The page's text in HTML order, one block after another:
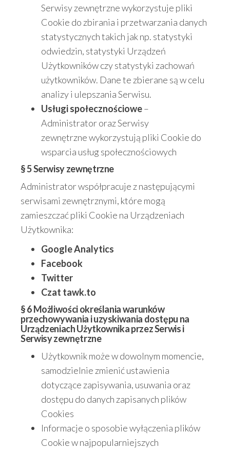
Serwisy zewnętrzne wykorzystuje pliki
Cookie do zbirania i przetwarzania danych
statystycznych takich jak np. statystyki
odwiedzin, statystyki Urządzeń
Użytkowników czy statystyki zachowań
użytkowników. Dane te zbierane są w celu
analizy i ulepszania Serwisu.
Usługi społecznościowe–
Administrator oraz Serwisy
zewnętrzne wykorzystują pliki Cookie do
wsparcia usług społecznościowych
§ 5 Serwisy zewnętrzne
Administrator współpracuje z następującymi
serwisami zewnętrznymi, które mogą
zamieszczać pliki Cookie na Urządzeniach
Użytkownika:
Google Analytics
Facebook
Twitter
Czat tawk.to
§ 6 Możliwości określania warunków
przechowywania i uzyskiwania dostępu na
Urządzeniach Użytkownika przez Serwis i
Serwisy zewnętrzne
Użytkownik może w dowolnym momencie,
samodzielnie zmienić ustawienia
dotyczące zapisywania, usuwania oraz
dostępu do danych zapisanych plików
Cookies
Informacje o sposobie wyłączenia plików
Cookie w najpopularniejszych